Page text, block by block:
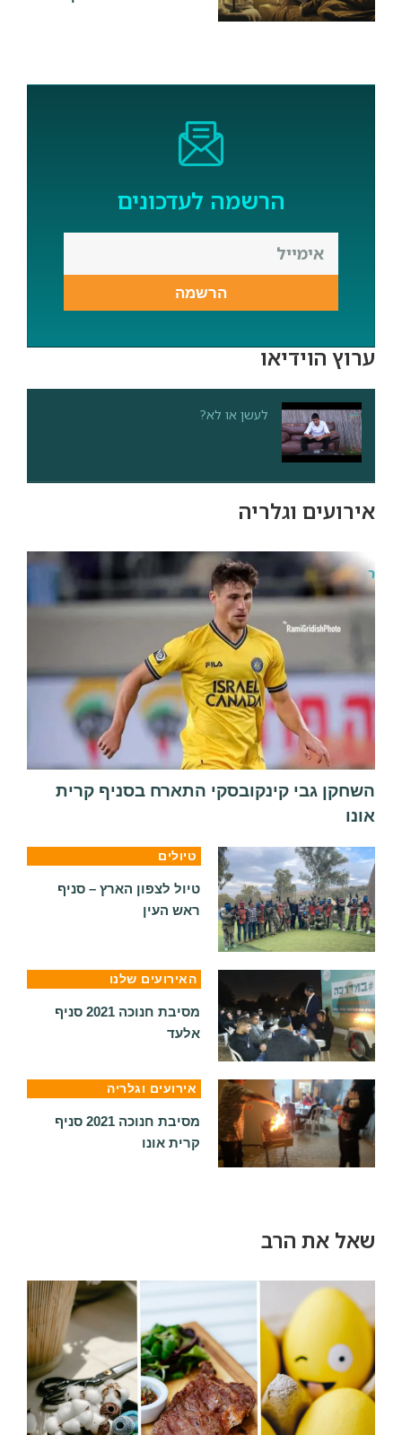
הרשמה לעדכונים
הרשמה
ערוץ הוידיאו
לעשן או לא?
אירועים וגלריה
השחקן גבי קינקובסקי התארח בסניף קרית
אונו
טיולים
טיול לצפון הארץ – סניף
ראש העין
האירועים שלנו
מסיבת חנוכה 2021 סניף
אלעד
אירועים וגלריה
מסיבת חנוכה 2021 סניף
קרית אונו
שאל את הרב